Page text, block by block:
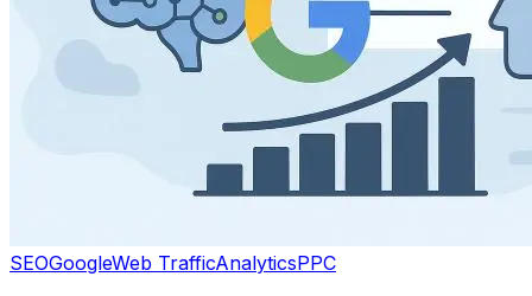
SEOGoogleWeb TrafficAnalyticsPPC